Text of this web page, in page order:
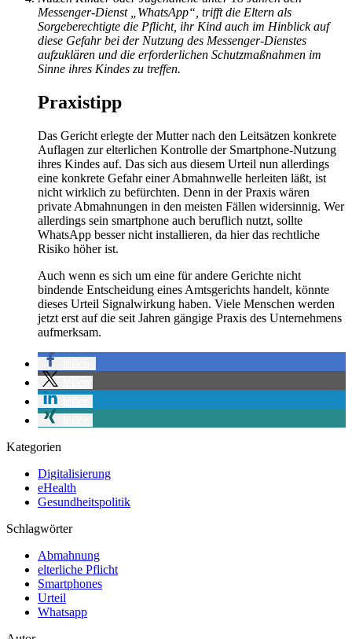
Messenger-Dienst „WhatsApp“, trifft die Eltern als
Sorgeberechtigte die Pflicht, ihr Kind auch im Hinblick auf
diese Gefahr bei der Nutzung des Messenger-Dienstes
aufzuklären und die erforderlichen Schutzmaßnahmen im
Sinne ihres Kindes zu treffen.
Praxistipp
Das Gericht erlegte der Mutter nach den Leitsätzen konkrete
Auflagen zur elterlichen Kontrolle der Smartphone-Nutzung
ihres Kindes auf. Das sich aus diesem Urteil nun allerdings
eine konkrete Gefahr einer Abmahnwelle herleiten läßt, ist
nicht wirklich zu befürchten. Denn in der Praxis wären
private Abmahnungen in den meisten Fällen widersinnig. Wer
allerdings sein smartphone auch beruflich nutzt, sollte
WhatsApp besser nicht installieren, da hier das rechtliche
Risiko höher ist.
Auch wenn es sich um eine für andere Gerichte nicht
bindende Entscheidung eines Amtsgerichts handelt, könnte
dieses Urteil Signalwirkung haben. Viele Menschen werden
jetzt erst auf die seit Jahren gängige Praxis des Unternehmens
aufmerksam.
Kategorien
Digitalisierung
eHealth
Gesundheitspolitik
Schlagwörter
Abmahnung
elterliche Pflicht
Smartphones
Urteil
Whatsapp